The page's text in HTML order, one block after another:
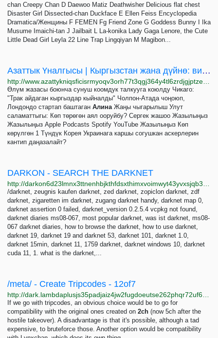
chan Creepy Chan D Daewoo Matiz Deathwisher Delicious flat chest
Disaster Girl Dissected-chan Duckface E Ellen Feiss Encyclopedia
Dramatica/Женщины F FEMEN Fg Friend Zone G Goddess Bunny I Ika
Musume Imaichi-tan J Jailbait L La-konika Lady Gaga Lenore, the Cute
Little Dead Girl Leyla 22 Line Trap Lingqiyan M Magibon...
Азаттык Үналгысы | Кыргызстан жана дүйнө: видео, фото, кабарлар
Өлүм жазасы боюнча сунуш коомдук талкууга коюлду Чикаго:
"Трак айдаган кыргыздар кыйналды" Чолпон-Атада чоңоюп,
Лондондо cтартап баштаган АлинаЖаңы чыгарылыш Улут
саламаттыгы: Көп төрөгөн аял ооруйбу? Сергек жашоо Жазылыңыз
Жазылыңыз Apple Podcasts Spotify YouTube Жазылыңыз Көп
көрүлгөн 1 Түндүк Корея Украинага каршы согушкан аскерлерин
кантип даңазалайт?
DARKON - SEARCH THE DARKNET
/darknet, zeugnis kaufen darknet, zed darknet, zopiclon darknet, zdf
darknet, zigaretten im darknet, zugang darknet handy, darknet map 0,
darknet assertion 0 failed, darknet_version 0.2.5.4 vcpkg not found,
darknet diaries ms08-067, most popular darknet, was ist darknet, ms08-
067 darknet diaries, how to browse the darknet, how to use darknet,
darknet 19, darknet 19 and darknet 53, darknet 101, darknet 1.0,
darknet 15min, darknet 11, 1759 darknet, darknet windows 10, darknet
cuda 11, 1. what is the darknet,...
/meta/ - Create Tripcodes - 12of7
If we go with tripcodes, an obvious choice would be to go for
compatibility with the original ones created on 2ch (now 5ch after the
hostile takeover). A disadvantage is that it's possible, although a tad
expensive, to bruteforce those. Another option would be compatibility